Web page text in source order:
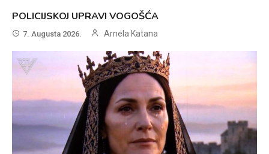
POLICIJSKOJ UPRAVI VOGOŠĆA
7. Augusta 2026. Arnela Katana